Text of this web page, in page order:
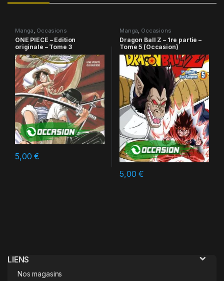
Manga, Occasions
ONE PIECE – Edition
originale – Tome 3
5,00€
Manga, Occasions
Dragon Ball Z – 1re partie –
Tome 5 (Occasion)
5,00€
LIENS
Nos magasins